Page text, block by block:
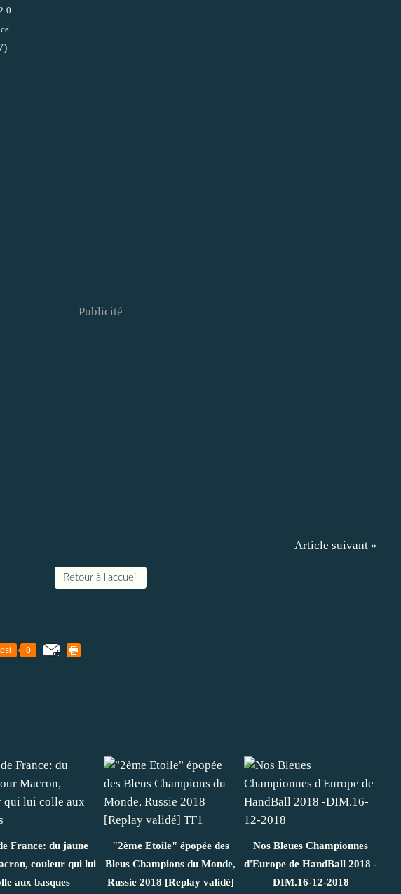
0
Publicité
Article suivant »
Retour à l'accueil
0
France: du jaune
couleur qui lui
aux basques
"2ème Etoile" épopée des
Bleus Champions du Monde,
Russie 2018 [Replay validé]
Nos Bleues Championnes
d'Europe de HandBall 2018 -
DIM.16-12-2018